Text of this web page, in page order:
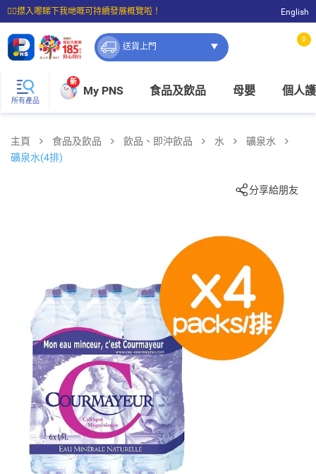
☝🏼㩒入嚟睇下我哋嘅可持續發展概覽啦！
⭐購物滿$399即享免費送貨；滿$100即可免費店取。
English
送貨上門
0
所有產品
新
My PNS 食品及飲品 母嬰 個人
主頁 食品及飲品 飲品、即沖飲品 水
礦泉水
礦泉水(4排)
分享給朋友